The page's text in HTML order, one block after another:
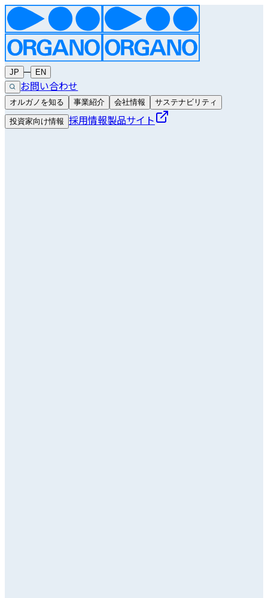
JP ─ EN
お問い合わせ
オルガノを知る 事業紹介 会社情報 サステナビリティ
投資家向け情報 採用情報製品サイト